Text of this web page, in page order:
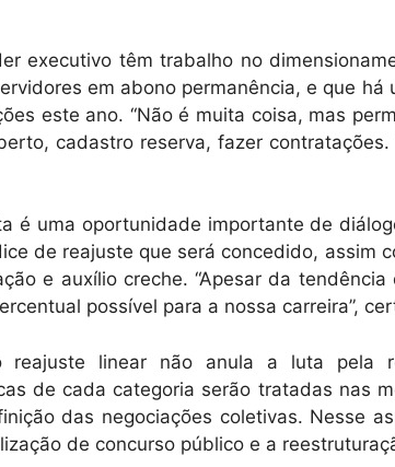
executivo têm trabalho no
em abono permanência, e que há
este ano. “Não é muita coisa, mas
cadastro reserva, fazer contratações.
é uma oportunidade importante de
de reajuste que será concedido, assim
e auxílio creche. “Apesar da tendência
possível para a nossa carreira”,
linear não anula a luta pela
de cada categoria serão tratadas nas
das negociações coletivas. Nesse
de concurso público e a